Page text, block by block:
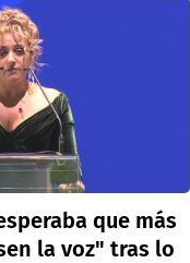
que más
la voz" tras lo